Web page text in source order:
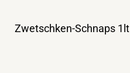
Zwetschken-Schnaps 1lt